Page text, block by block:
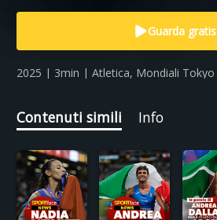
Guarda gratis
2025 | 3min | Atletica, Mondiali Tokyo
Contenuti simili Info